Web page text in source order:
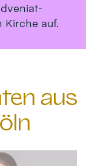
Kirche auf.
aus